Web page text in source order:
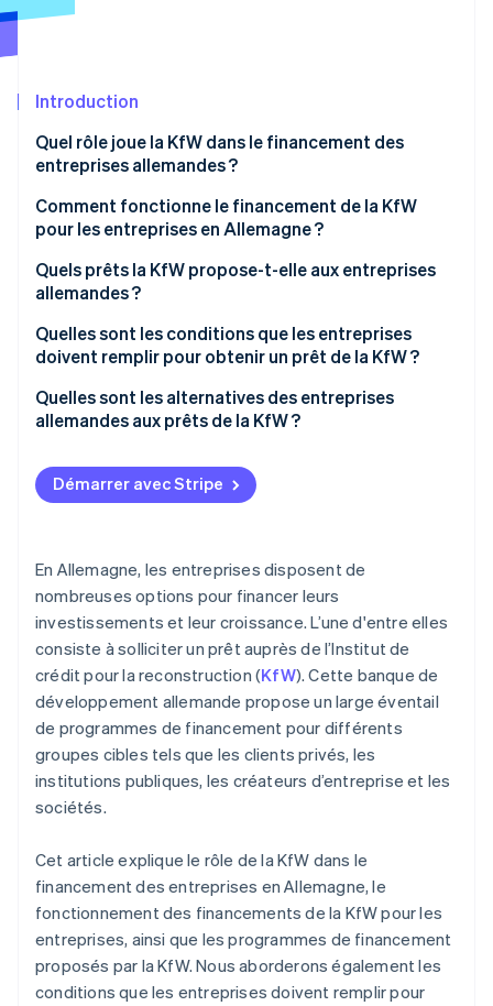
Découvrez les prochaines évolutions
Atlas
Climate
Élimination du carbone
Identity
Vérification de l'identité
Stripe Sessions 2026
Regarder la vidéo
Partenaires
Stripe App Marketplace
Introduction
Quel rôle joue la KfW dans le financement des
entreprises allemandes ?
Prêts de la KfW pour les entreprises
Comment fonctionne le financement de la KfW
pour les entreprises en Allemagne ?
Obstacles rencontrés par les entreprises en quête
de financement
Quels prêts la KfW propose-t-elle aux entreprises
allemandes ?
Prêt de démarrage Startgeld du Programme
européen de relance (ERP)
Prêt de promotion ERP pour les petites et moyennes
entreprises (PME)
Prêt de promotion de la KfW pour les moyennes
entreprises
Quelles sont les conditions que les entreprises
doivent remplir pour obtenir un prêt de la KfW ?
Plan d’affaires et description du projet
Données d’entreprise et informations financières
Charge administrative et risques
Quelles sont les alternatives des entreprises
allemandes aux prêts de la KfW ?
Types de financement classiques
Démarrer avec Stripe
En Allemagne, les entreprises disposent de
nombreuses options pour financer leurs
investissements et leur croissance. L’une d'entre elles
consiste à solliciter un prêt auprès de l’Institut de
crédit pour la reconstruction (KfW). Cette banque de
développement allemande propose un large éventail
de programmes de financement pour différents
groupes cibles tels que les clients privés, les
institutions publiques, les créateurs d’entreprise et les
sociétés.
Cet article explique le rôle de la KfW dans le
financement des entreprises en Allemagne, le
fonctionnement des financements de la KfW pour les
entreprises, ainsi que les programmes de financement
proposés par la KfW. Nous aborderons également les
conditions que les entreprises doivent remplir pour